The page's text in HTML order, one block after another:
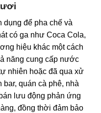
dụng để pha chế và
có ga như Coca Cola,
hiệu khác một cách
năng cung cấp nước
nhiên hoặc đã qua xử
bar, quán cà phê, nhà
lưu động phản ứng
đồng thời đảm bảo